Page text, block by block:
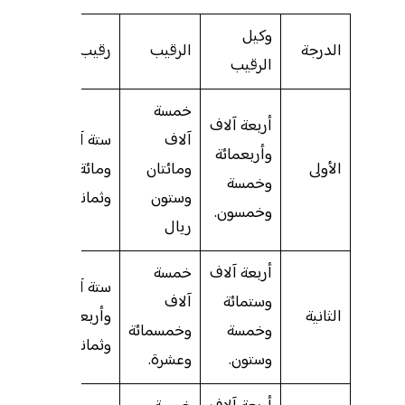
الدرجة
وكيل
الرقيب
الرقيب رقيب أول
الأولى
أربعة آلاف
وأربعمائة
وخمسة
وخمسون.
خمسة
آلاف
ومائتان
وستون
ريال
ستة آلاف
ومائة
وثمانون
الثانية
أربعة آلاف
وستمائة
وخمسة
وستون.
خمسة
آلاف
وخمسمائة
وعشرة.
ستة آلاف
وأربعمائة
وثمانون.